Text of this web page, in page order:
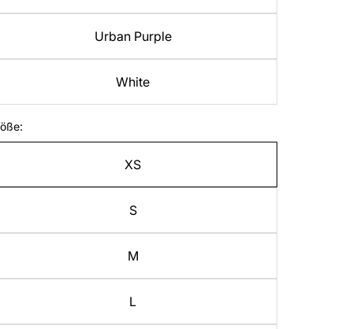
Urban Purple
White
XS
S
M
L